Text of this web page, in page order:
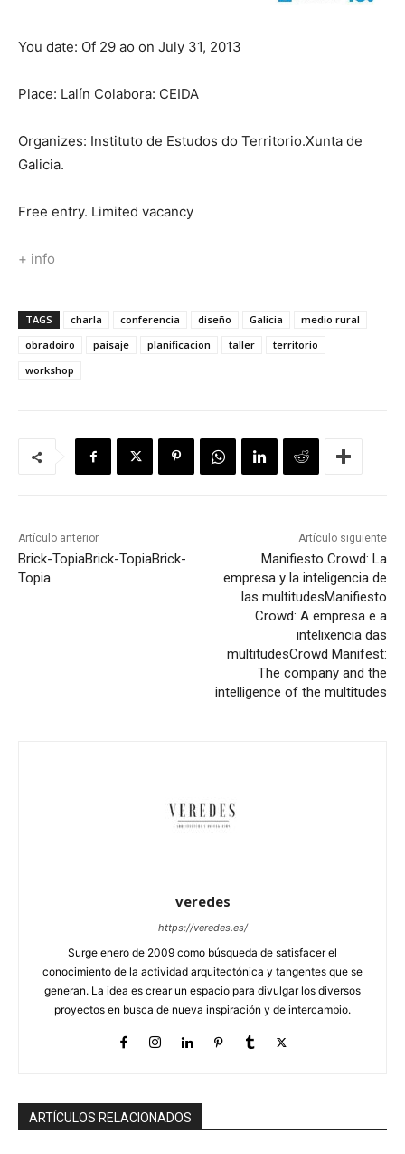
You date: Of 29 ao on July 31, 2013
Place: Lalín Colabora: CEIDA
Organizes: Instituto de Estudos do Territorio.Xunta de
Galicia.
Free entry. Limited vacancy
+ info
TAGS charla conferencia diseño Galicia
medio rural
obradoiro
paisaje planificacion taller
territorio
workshop
Artículo anterior
Brick-TopiaBrick-TopiaBrick-
Topia
Artículo siguiente
Manifiesto Crowd: La
empresa y la inteligencia de
las multitudesManifiesto
Crowd: A empresa e a
intelixencia das
multitudesCrowd Manifest:
The company and the
intelligence of the multitudes
veredes
https://veredes.es/
Surge enero de 2009 como búsqueda de satisfacer el
conocimiento de la actividad arquitectónica y tangentes que se
generan. La idea es crear un espacio para divulgar los diversos
proyectos en busca de nueva inspiración y de intercambio.
ARTÍCULOS RELACIONADOS